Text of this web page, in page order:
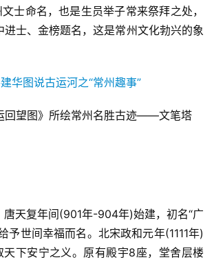
士命名，也是生员举子常来祭拜之处，
进士、金榜题名，这是常州文化勃兴的象
回望图》所绘常州名胜古迹——文笔塔
唐天复年间(901年-904年)始建，初名“广
予世间幸福而名。北宋政和元年(1111年)
天下安宁之义。原有殿宇8座，堂舍层楼